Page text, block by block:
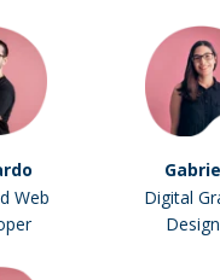
Web
Digital